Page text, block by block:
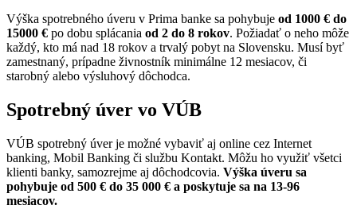
Výška spotrebného úveru v Prima banke sa pohybuje od 1000 € do
15000 € po dobu splácania od 2 do 8 rokov. Požiadať o neho môže
každý, kto má nad 18 rokov a trvalý pobyt na Slovensku. Musí byť
zamestnaný, prípadne živnostník minimálne 12 mesiacov, či
starobný alebo výsluhový dôchodca.
Spotrebný úver vo VÚB
VÚB spotrebný úver je možné vybaviť aj online cez Internet
banking, Mobil Banking či službu Kontakt. Môžu ho využiť všetci
klienti banky, samozrejme aj dôchodcovia. Výška úveru sa
pohybuje od 500 € do 35 000 € a poskytuje sa na 13-96
mesiacov.